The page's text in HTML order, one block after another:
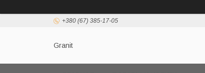
+380 (67) 385-17-05
Granit